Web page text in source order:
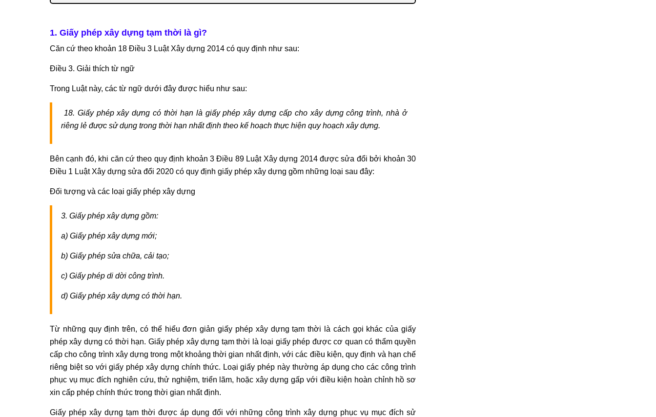
1. Giấy phép xây dựng tạm thời là gì?
Căn cứ theo khoản 18 Điều 3 Luật Xây dựng 2014 có quy định như sau:
Điều 3. Giải thích từ ngữ
Trong Luật này, các từ ngữ dưới đây được hiểu như sau:
18. Giấy phép xây dựng có thời hạn là giấy phép xây dựng cấp cho xây dựng công trình, nhà ở
riêng lẻ được sử dụng trong thời hạn nhất định theo kế hoạch thực hiện quy hoạch xây dựng.
Bên cạnh đó, khi căn cứ theo quy định khoản 3 Điều 89 Luật Xây dựng 2014 được sửa đổi bởi khoản 30
Điều 1 Luật Xây dựng sửa đổi 2020 có quy định giấy phép xây dựng gồm những loại sau đây:
Đối tượng và các loại giấy phép xây dựng
3. Giấy phép xây dựng gồm:
a) Giấy phép xây dựng mới;
b) Giấy phép sửa chữa, cải tạo;
c) Giấy phép di dời công trình.
d) Giấy phép xây dựng có thời hạn.
Từ những quy định trên, có thể hiểu đơn giản giấy phép xây dựng tạm thời là cách gọi khác của giấy
phép xây dựng có thời hạn. Giấy phép xây dựng tạm thời là loại giấy phép được cơ quan có thẩm quyền
cấp cho công trình xây dựng trong một khoảng thời gian nhất định, với các điều kiện, quy định và hạn chế
riêng biệt so với giấy phép xây dựng chính thức. Loại giấy phép này thường áp dụng cho các công trình
phục vụ mục đích nghiên cứu, thử nghiệm, triển lãm, hoặc xây dựng gấp với điều kiện hoàn chỉnh hồ sơ
xin cấp phép chính thức trong thời gian nhất định.
Giấy phép xây dựng tạm thời được áp dụng đối với những công trình xây dựng phục vụ mục đích sử